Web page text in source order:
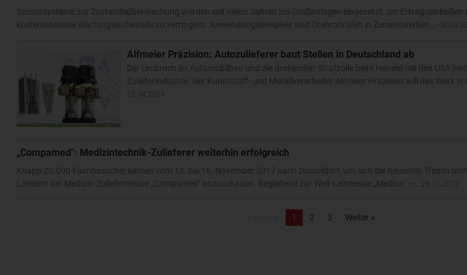
Sensorsysteme zur Zustandsüberwachung werden seit vielen Jahren bei Großanlagen eingesetzt, um
kostenintensive Wartungsaufwände zu verringern. Anwendungsbeispiele sind Drehrohröfen in Zementwerken,…
Alfmeier Präzision: Autozulieferer baut Stellen in Deutschland ab
Der Umbruch im Automobilbau und die drohenden Strafzölle beim Handel mit den USA
Zulieferindustrie. Der Kunststoff- und Metallverarbeiter Alfmeier Präzision will das Werk in
„Compamed": Medizintechnik-Zulieferer weiterhin erfolgreich
Knapp 20.000 Fachbesucher kamen vom 13. bis 16. November 2017 nach Düsseldorf, um sich die neuesten Trends
Ländern der Medizin-Zuliefermesse „Compamed" anzuschauen. Begleitend zur Welt-Leitmesse „Medica" –…
1 2 3 Weiter »